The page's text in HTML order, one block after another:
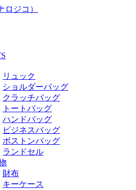
リュック
ショルダーバッグ
クラッチバッグ
トートバッグ
ハンドバッグ
ビジネスバッグ
ボストンバッグ
ランドセル
財布
キーケース